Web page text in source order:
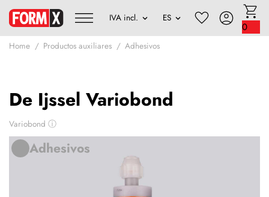
0
Home Productos auxiliares Adhesivos
De Ijssel Variobond
Variobond ⓘ
Adhesivos